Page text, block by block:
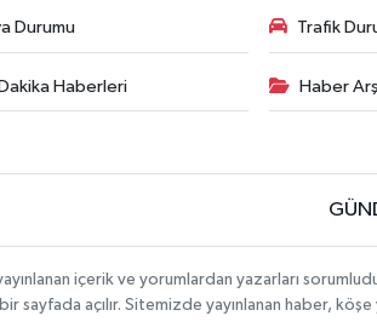
Durumu Trafik
Haberleri Haber
içerik ve yorumlardan yazarları
bir sayfada açılır. Sitemizde yayınlanan haber,